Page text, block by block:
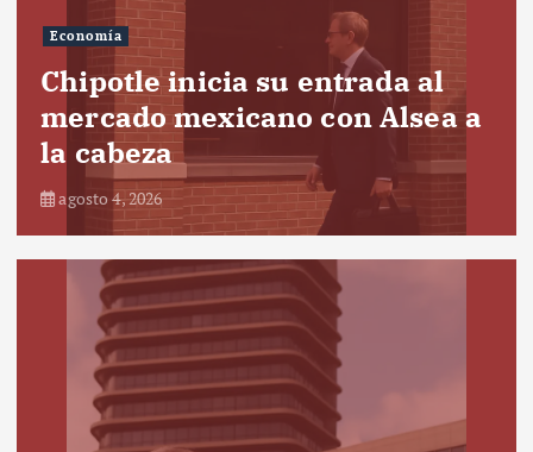
Economía
Chipotle inicia su entrada al
mercado mexicano con Alsea a
la cabeza
agosto 4, 2026